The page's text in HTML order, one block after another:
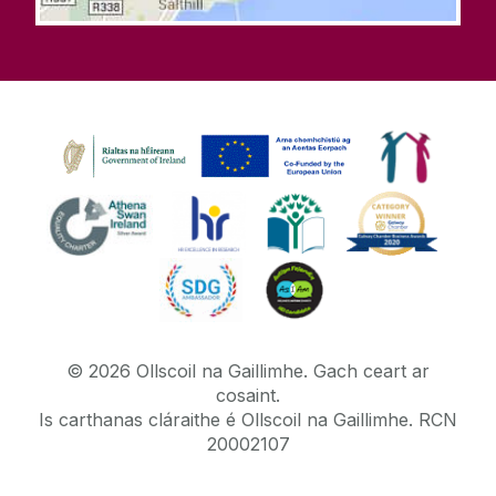
© 2026 Ollscoil na Gaillimhe. Gach ceart ar
cosaint.
Is carthanas cláraithe é Ollscoil na Gaillimhe. RCN
20002107